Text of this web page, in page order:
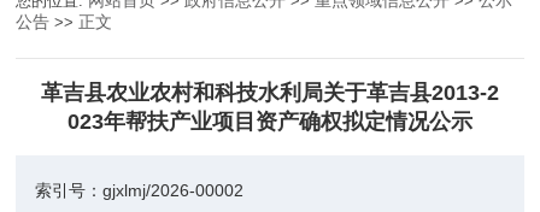
公告 >> 正文
革吉县农业农村和科技水利局关于革吉县2013-2
023年帮扶产业项目资产确权拟定情况公示
索引号：gjxlmj/2026-00002